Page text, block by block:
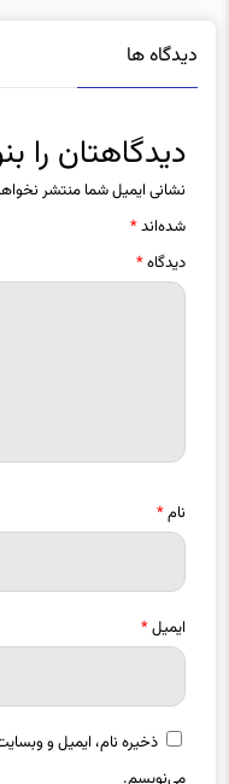
نشانی ایمیل شما منتشر
شده‌اند*
دیدگاه*
ایمیل*
ذخیره نام، ایمیل و
می‌نویسم.